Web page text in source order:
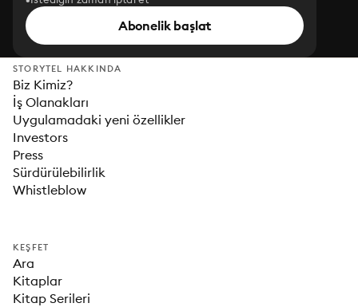
Abonelik başlat
STORYTEL HAKKINDA
Biz Kimiz?
İş Olanakları
Uygulamadaki yeni özellikler
Investors
Press
Sürdürülebilirlik
Whistleblow
KEŞFET
Ara
Kitaplar
Kitap Serileri